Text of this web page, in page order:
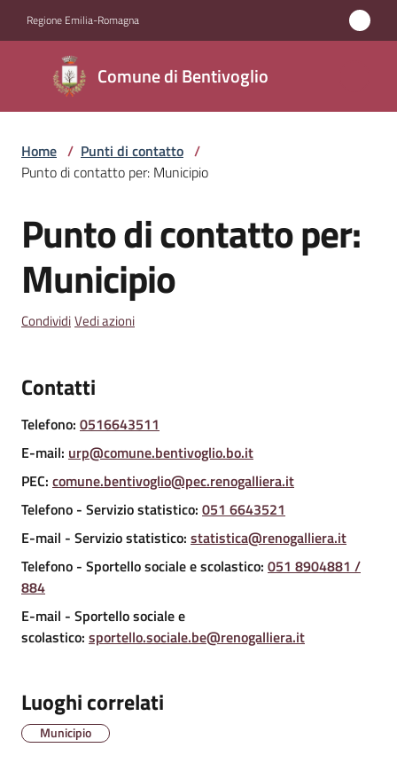
Regione Emilia-Romagna
Comune di Bentivoglio
Comune di
Bentivoglio
Amministrazione
Bentivoglio
Amministrazione
Trasparente
A
l
o
P
r
e
r
i
o
Home / Punti di contatto /
Punto di contatto per: Municipio
Salta al contenuto
Punto di contatto per:
Municipio
CondividiVedi azioni
Contatti
Telefono: 0516643511
E-mail: urp@comune.bentivoglio.bo.it
PEC: comune.bentivoglio@pec.renogalliera.it
Telefono - Servizio statistico: 051 6643521
E-mail - Servizio statistico: statistica@renogalliera.it
Telefono - Sportello sociale e scolastico: 051 8904881 /
884
E-mail - Sportello sociale e
scolastico: sportello.sociale.be@renogalliera.it
Luoghi correlati
Municipio